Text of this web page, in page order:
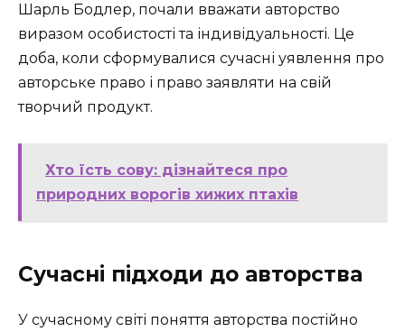
Шарль Бодлер, почали вважати авторство
виразом особистості та індивідуальності. Це
доба, коли сформувалися сучасні уявлення про
авторське право і право заявляти на свій
творчий продукт.
Хто їсть сову: дізнайтеся про
природних ворогів хижих птахів
Сучасні підходи до авторства
У сучасному світі поняття авторства постійно